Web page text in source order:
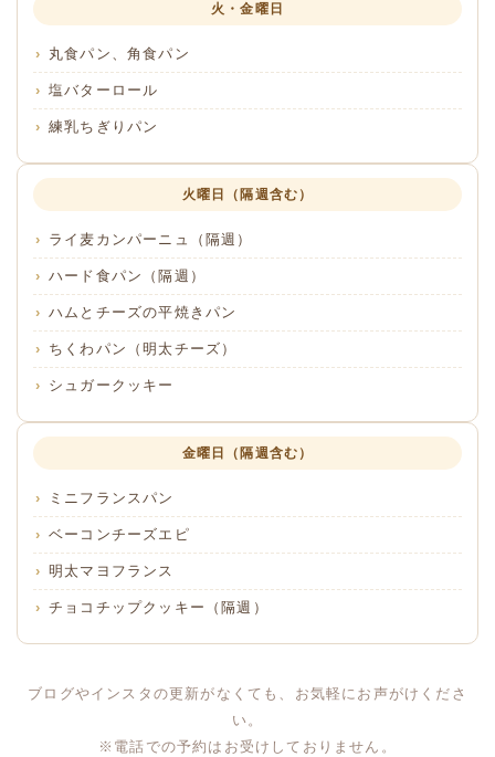
火・金曜日
丸食パン、角食パン
塩バターロール
練乳ちぎりパン
火曜日（隔週含む）
ライ麦カンパーニュ（隔週）
ハード食パン（隔週）
ハムとチーズの平焼きパン
ちくわパン（明太チーズ）
シュガークッキー
金曜日（隔週含む）
ミニフランスパン
ベーコンチーズエピ
明太マヨフランス
チョコチップクッキー（隔週）
ブログやインスタの更新がなくても、お気軽にお声がけくださ
い。
※電話での予約はお受けしておりません。